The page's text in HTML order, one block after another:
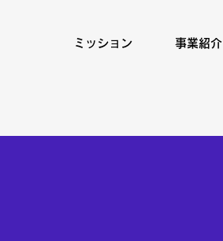
ミッション 事業紹介